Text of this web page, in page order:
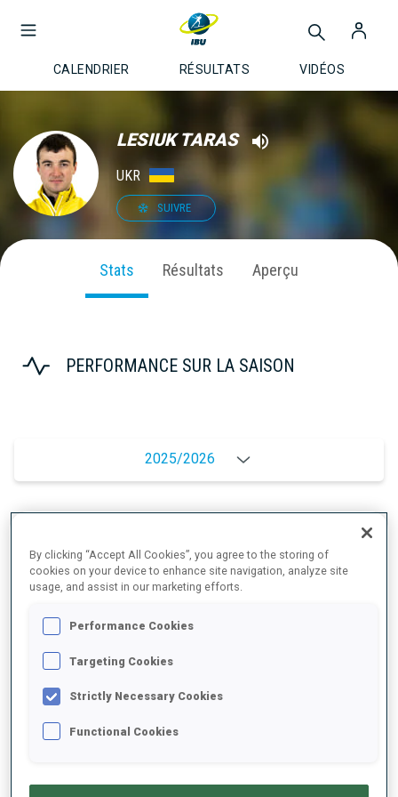
CALENDRIER RÉSULTATS VIDÉOS
LESIUK TARAS
UKR
SUIVRE
Stats Résultats Aperçu
PERFORMANCE SUR LA SAISON
2025/2026
TIR COUCHÉ
TIR DEBOUT
By clicking “Accept All Cookies”, you agree to the storing of
cookies on your device to enhance site navigation, analyze site
usage, and assist in our marketing efforts.
Performance Cookies
Targeting Cookies
Strictly Necessary Cookies
Functional Cookies